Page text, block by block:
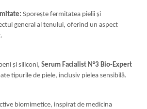
Sporește fermitatea pielii și
general al tenului, oferind un aspect
și siliconi, Serum Facialist N°3 Bio-Expert
tipurile de piele, inclusiv pielea sensibilă.
biomimetice, inspirat de medicina